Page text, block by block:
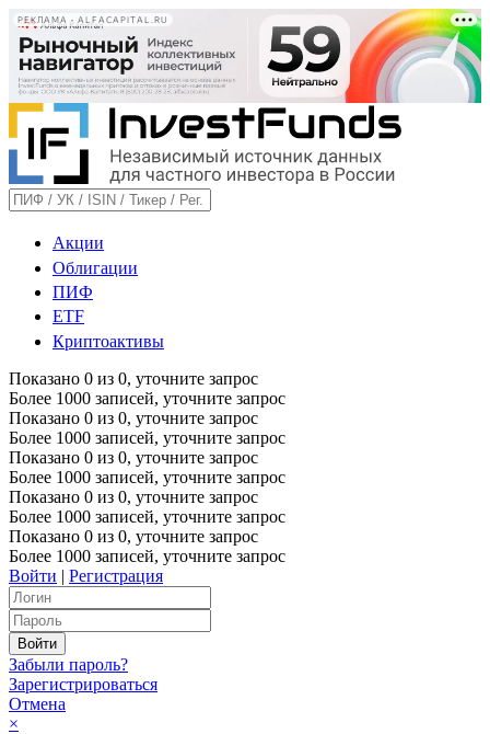
РЕКЛАМА • ALFACAPITAL.RU
Акции
Облигации
ПИФ
ETF
Криптоактивы
Показано 0 из 0, уточните запрос
Более 1000 записей, уточните запрос
Показано 0 из 0, уточните запрос
Более 1000 записей, уточните запрос
Показано 0 из 0, уточните запрос
Более 1000 записей, уточните запрос
Показано 0 из 0, уточните запрос
Более 1000 записей, уточните запрос
Показано 0 из 0, уточните запрос
Более 1000 записей, уточните запрос
Войти | Регистрация
Забыли пароль?
Зарегистрироваться
Отмена
×